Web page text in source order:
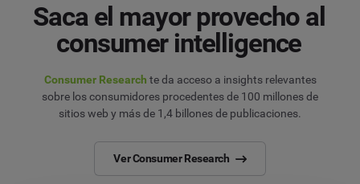
Saca el mayor provecho al
consumer intelligence
Consumer Research te da acceso a insights relevantes
sobre los consumidores procedentes de 100 millones de
sitios web y más de 1,4 billones de publicaciones.
Ver Consumer Research